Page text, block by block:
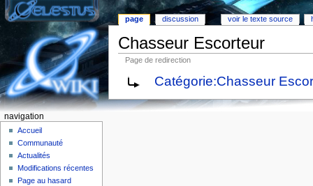
Chasseur Escorteur
Page de redirection
Catégorie:Chasseur
page discussion voir le texte source
navigation
Accueil
Communauté
Actualités
Modifications récentes
Page au hasard